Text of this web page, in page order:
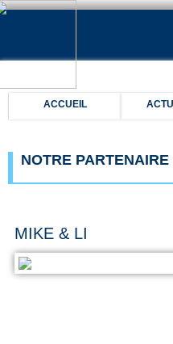
ACCUEIL
NOTRE PARTENAIRE
MIKE & LI